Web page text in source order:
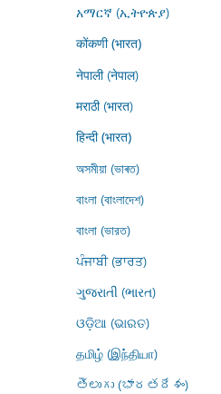
አማርኛ (ኢትዮጵያ)
कोंकणी (भारत)
नेपाली (नेपाल)
मराठी (भारत)
हिन्दी (भारत)
অসমীয়া (ভাৰত)
বাংলা (বাংলাদেশ)
বাংলা (ভারত)
ਪੰਜਾਬੀ (ਭਾਰਤ)
ગુજરાતી (ભારત)
ଓଡ଼ିଆ (ଭାରତ)
தமிழ் (இந்தியா)
తెలుగు (భారతదేశం)